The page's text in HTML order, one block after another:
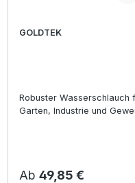
GOLDTEK
Robuster Wasserschlauch
Garten, Industrie und
Regulärer Preis:
Ab 49,85 €